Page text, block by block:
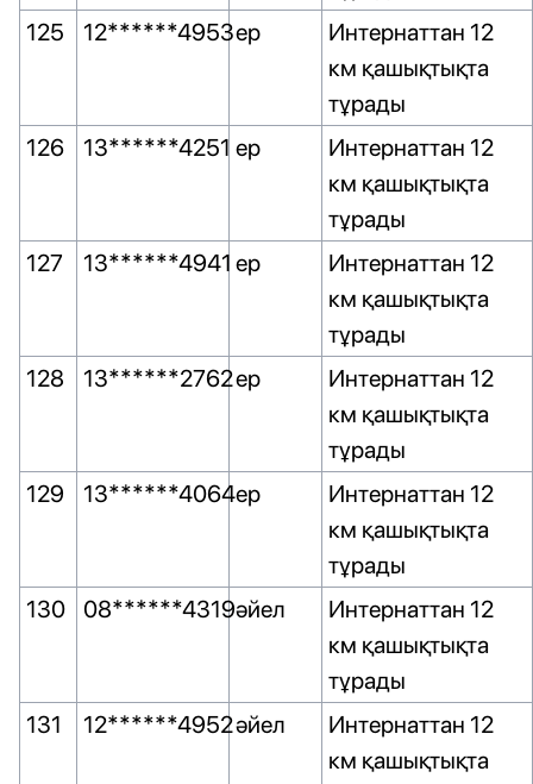
125
12******4953ер
Интернаттан 12
км қашықтықта
тұрады
126
13******4251 ер
Интернаттан 12
км қашықтықта
тұрады
127
13******4941 ер
Интернаттан 12
км қашықтықта
тұрады
128
13******2762ер
Интернаттан 12
км қашықтықта
тұрады
129
13******4064ер
Интернаттан 12
км қашықтықта
тұрады
130
08******4319әйел
Интернаттан 12
км қашықтықта
тұрады
131
12******4952әйел
Интернаттан 12
км қашықтықта